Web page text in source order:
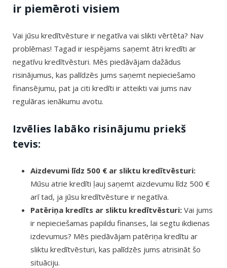
ir piemēroti visiem
Vai jūsu kredītvēsture ir negatīva vai slikti vērtēta? Nav
problēmas! Tagad ir iespējams saņemt ātri kredīti ar
negatīvu kredītvēsturi. Mēs piedāvājam dažādus
risinājumus, kas palīdzēs jums saņemt nepieciešamo
finansējumu, pat ja citi kredīti ir atteikti vai jums nav
regulāras ienākumu avotu.
Izvēlies labāko risinājumu priekš
tevis:
Aizdevumi līdz 500 € ar sliktu kredītvēsturi:
Mūsu atrie kredīti ļauj saņemt aizdevumu līdz 500 €
arī tad, ja jūsu kredītvēsture ir negatīva.
Patēriņa kredīts ar sliktu kredītvēsturi: Vai jums
ir nepieciešamas papildu finanses, lai segtu ikdienas
izdevumus? Mēs piedāvājam patēriņa kredītu ar
sliktu kredītvēsturi, kas palīdzēs jums atrisināt šo
situāciju.